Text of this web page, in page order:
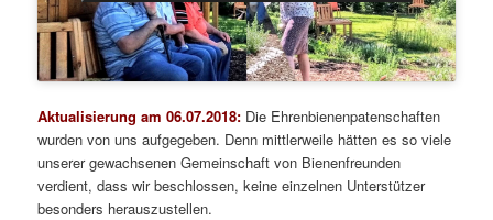
Aktualisierung am 06.07.2018: Die Ehrenbienenpatenschaften
wurden von uns aufgegeben. Denn mittlerweile hätten es so viele
unserer gewachsenen Gemeinschaft von Bienenfreunden
verdient, dass wir beschlossen, keine einzelnen Unterstützer
besonders herauszustellen.